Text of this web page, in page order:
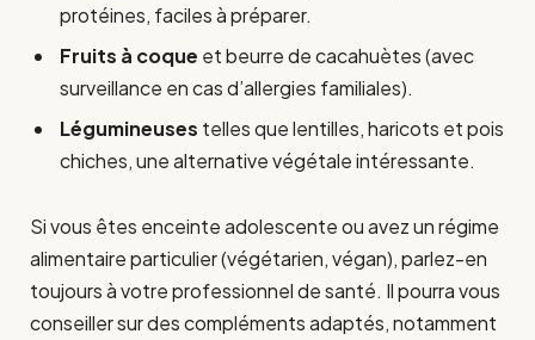
protéines, faciles à préparer.
Fruits à coque et beurre de cacahuètes (avec
surveillance en cas d’allergies familiales).
Légumineuses telles que lentilles, haricots et pois
chiches, une alternative végétale intéressante.
Si vous êtes enceinte adolescente ou avez un régime
alimentaire particulier (végétarien, végan), parlez-en
toujours à votre professionnel de santé. Il pourra vous
conseiller sur des compléments adaptés, notamment